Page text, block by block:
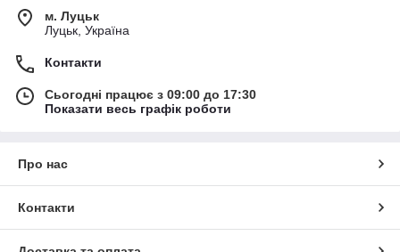
м. Луцьк
Луцьк, Україна
Контакти
Сьогодні працює з 09:00 до 17:30
Показати весь графік роботи
Про нас
Контакти